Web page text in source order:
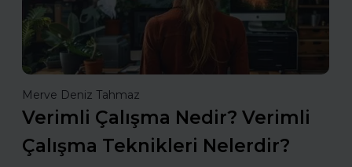
Merve Deniz Tahmaz
Verimli Çalışma Nedir? Verimli
Çalışma Teknikleri Nelerdir?